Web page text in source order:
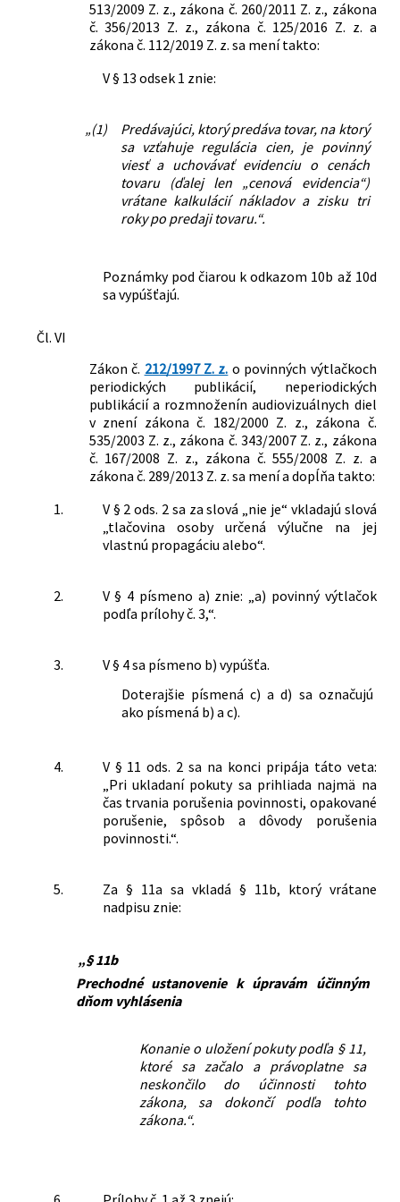
513/2009 Z. z., zákona č. 260/2011 Z. z., zákona
č. 356/2013 Z. z., zákona č. 125/2016 Z. z. a
zákona č. 112/2019 Z. z. sa mení takto:
V § 13 odsek 1 znie:
„(1)
Predávajúci, ktorý predáva tovar, na ktorý
sa vzťahuje regulácia cien, je povinný
viesť a uchovávať evidenciu o cenách
tovaru (ďalej len „cenová evidencia“)
vrátane kalkulácií nákladov a zisku tri
roky po predaji tovaru.“.
Poznámky pod čiarou k odkazom 10b až 10d
sa vypúšťajú.
Čl. VI
Zákon č. 212/1997 Z. z. o povinných výtlačkoch
periodických publikácií, neperiodických
publikácií a rozmnoženín audiovizuálnych diel
v znení zákona č. 182/2000 Z. z., zákona č.
535/2003 Z. z., zákona č. 343/2007 Z. z., zákona
č. 167/2008 Z. z., zákona č. 555/2008 Z. z. a
zákona č. 289/2013 Z. z. sa mení a dopĺňa takto:
1.
V § 2 ods. 2 sa za slová „nie je“ vkladajú slová
„tlačovina osoby určená výlučne na jej
vlastnú propagáciu alebo“.
2.
V § 4 písmeno a) znie: „a) povinný výtlačok
podľa prílohy č. 3,“.
3.
V § 4 sa písmeno b) vypúšťa.
Doterajšie písmená c) a d) sa označujú
ako písmená b) a c).
4.
V § 11 ods. 2 sa na konci pripája táto veta:
„Pri ukladaní pokuty sa prihliada najmä na
čas trvania porušenia povinnosti, opakované
porušenie, spôsob a dôvody porušenia
povinnosti.“.
5.
Za § 11a sa vkladá § 11b, ktorý vrátane
nadpisu znie:
„§ 11b
Prechodné ustanovenie k úpravám účinným
dňom vyhlásenia
Konanie o uložení pokuty podľa § 11,
ktoré sa začalo a právoplatne sa
neskončilo do účinnosti tohto
zákona, sa dokončí podľa tohto
zákona.“.